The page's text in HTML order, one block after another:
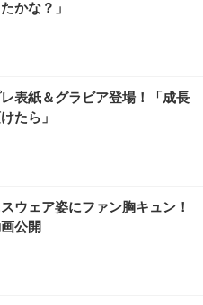
かな？」
表紙＆グラビア登場！「成長
たら」
ウェア姿にファン胸キュン！
公開